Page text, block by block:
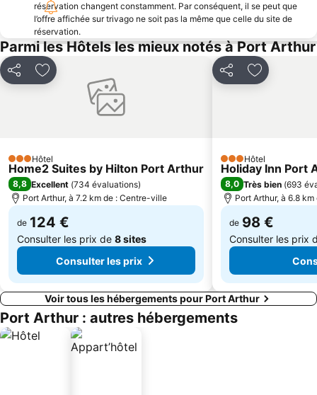
réservation changent constamment. Par conséquent, il se peut que
l’offre affichée sur trivago ne soit pas la même que celle du site de
réservation.
Parmi les Hôtels les mieux notés à Port Arthur
PartagerAjouter à mes favoris
3 Étoiles
Hôtel
Home2 Suites by Hilton Port Arthur
8,8 Excellent (734 évaluations)
Port Arthur, à 7.2 km de : Centre-ville
de 124 €
Consulter les prix de 8 sites
Consulter les prix
PartagerAjouter à
3 Étoiles
Hôtel
Holiday Inn Port
8,0 Très bien (693
Port Arthur, à 6.8
de 98 €
Consulter les prix
Voir tous les hébergements pour Port Arthur
Port Arthur : autres hébergements